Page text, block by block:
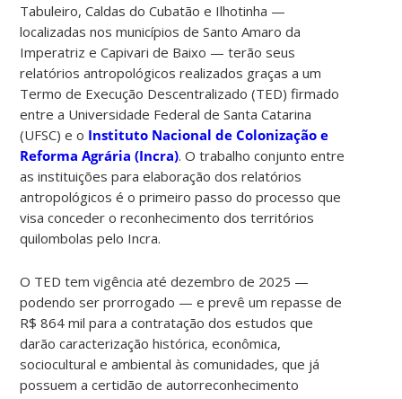
Tabuleiro, Caldas do Cubatão e Ilhotinha —
localizadas nos municípios de Santo Amaro da
Imperatriz e Capivari de Baixo — terão seus
relatórios antropológicos realizados graças a um
Termo de Execução Descentralizado (TED) firmado
entre a Universidade Federal de Santa Catarina
(UFSC) e o Instituto Nacional de Colonização e
Reforma Agrária (Incra). O trabalho conjunto entre
as instituições para elaboração dos relatórios
antropológicos é o primeiro passo do processo que
visa conceder o reconhecimento dos territórios
quilombolas pelo Incra.
O TED tem vigência até dezembro de 2025 —
podendo ser prorrogado — e prevê um repasse de
R$ 864 mil para a contratação dos estudos que
darão caracterização histórica, econômica,
sociocultural e ambiental às comunidades, que já
possuem a certidão de autorreconhecimento